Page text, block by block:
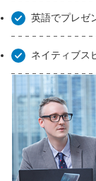
英語でプレゼ
ネイティブス